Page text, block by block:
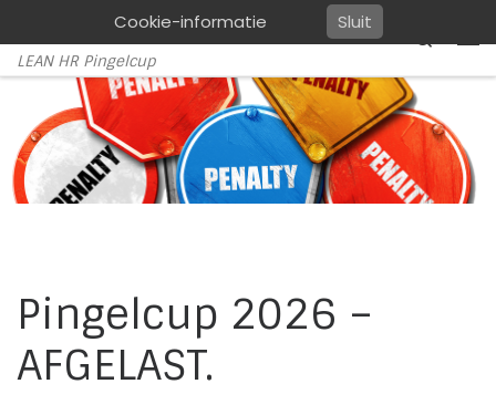
Ga naar inhoud
Pingelcup
LEAN HR Pingelcup
Pingelcup 2026 –
AFGELAST.
Cookie-informatie Sluit